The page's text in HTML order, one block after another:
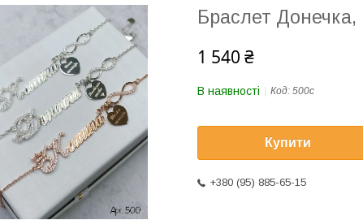
Браслет Донечка,
1 540 ₴
В наявності Код: 500с
Купити
+380 (95) 885-65-15